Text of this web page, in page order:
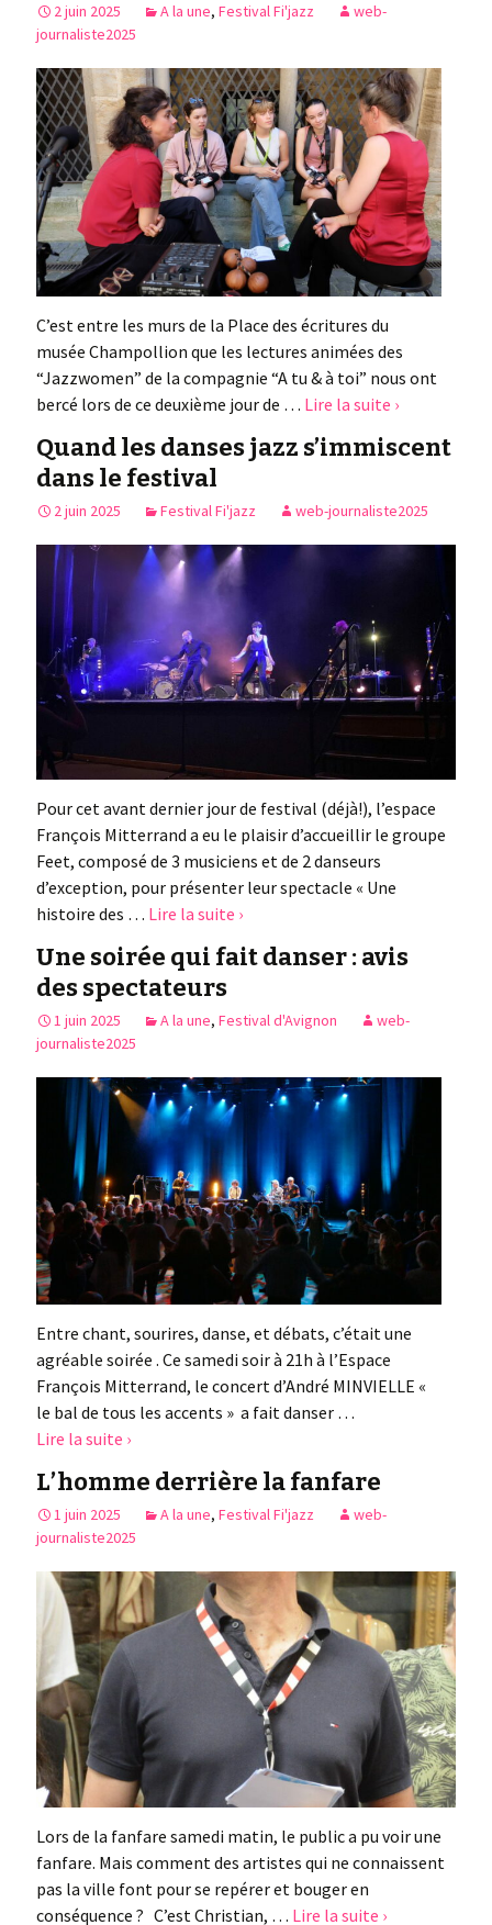
2 juin 2025 A la une,Festival Fi'jazz
web-
journaliste2025
C’est entre les murs de la Place des écritures du
musée Champollion que les lectures animées des
“Jazzwomen” de la compagnie “A tu & à toi” nous ont
bercé lors de ce deuxième jour de … Lire la suite ›
Quand les danses jazz s’immiscent
dans le festival
2 juin 2025 Festival Fi'jazz web-journaliste2025
Pour cet avant dernier jour de festival (déjà!), l’espace
François Mitterrand a eu le plaisir d’accueillir le groupe
Feet, composé de 3 musiciens et de 2 danseurs
d’exception, pour présenter leur spectacle « Une
histoire des … Lire la suite ›
Une soirée qui fait danser : avis
des spectateurs
1 juin 2025 A la une,Festival d'Avignon
web-
journaliste2025
Entre chant, sourires, danse, et débats, c’était une
agréable soirée . Ce samedi soir à 21h à l’Espace
François Mitterrand, le concert d’André MINVIELLE «
le bal de tous les accents » a fait danser …
Lire la suite ›
L’homme derrière la fanfare
1 juin 2025 A la une,Festival Fi'jazz
web-
journaliste2025
Lors de la fanfare samedi matin, le public a pu voir une
fanfare. Mais comment des artistes qui ne connaissent
pas la ville font pour se repérer et bouger en
conséquence ? C’est Christian, … Lire la suite ›